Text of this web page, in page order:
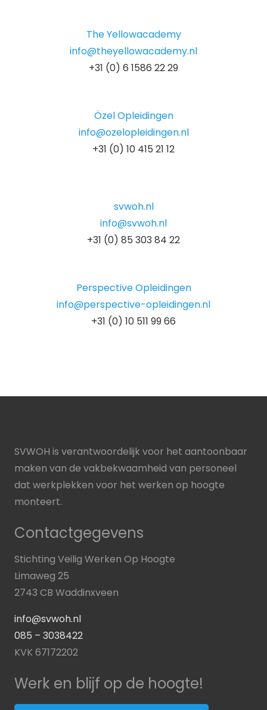
The Yellowacademy
info@theyellowacademy.nl
+31 (0) 6 1586 22 29
Özel Opleidingen
info@ozelopleidingen.nl
+31 (0) 10 415 21 12
svwoh.nl
info@svwoh.nl
+31 (0) 85 303 84 22
Perspective Opleidingen
info@perspective-opleidingen.nl
+31 (0) 10 511 99 66
SVWOH is verantwoordelijk voor het aantoonbaar
maken van de vakbekwaamheid van personeel
dat werkplekken voor het werken op hoogte
monteert.
Contactgegevens
Stichting Veilig Werken Op Hoogte
Limaweg 25
2743 CB Waddinxveen
info@svwoh.nl
085 – 3038422
KVK 67172202
Werk en blijf op de hoogte!